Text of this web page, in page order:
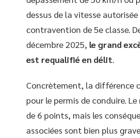
dessus de la vitesse
contravention de 5e classe.
décembre 2025, le grand
est requalifié en délit.
Concrètement, la différence
pour le permis de conduire.
de 6 points, mais les
associées sont bien plus